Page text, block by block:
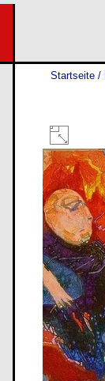
Startseite /